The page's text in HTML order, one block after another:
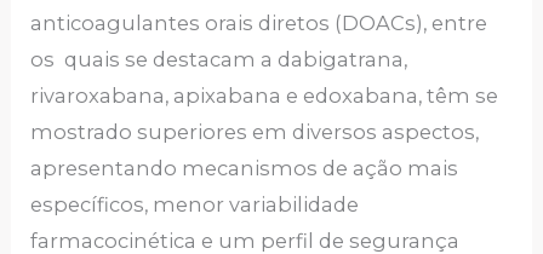
anticoagulantes orais diretos (DOACs), entre
os quais se destacam a dabigatrana,
rivaroxabana, apixabana e edoxabana, têm se
mostrado superiores em diversos aspectos,
apresentando mecanismos de ação mais
específicos, menor variabilidade
farmacocinética e um perfil de segurança